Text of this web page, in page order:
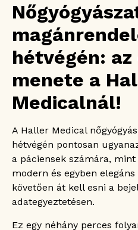
hétvégén:
menete a
Medicalnál!
A Haller Medical
hétvégén pontosan
a páciensek számára,
modern és egyben
követően át kell esni a
adategyeztetésen.
Ez egy néhány perces